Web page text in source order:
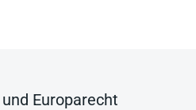
Europarecht